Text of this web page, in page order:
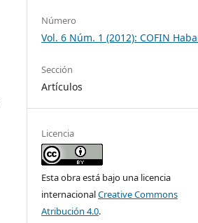
Número
Vol. 6 Núm. 1 (2012): COFIN
Sección
Artículos
Licencia
Esta obra está bajo una licencia
internacionalCreative Commons
Atribución 4.0.